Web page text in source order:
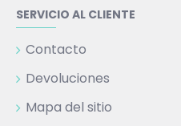
SERVICIO AL CLIENTE
Contacto
Devoluciones
Mapa del sitio